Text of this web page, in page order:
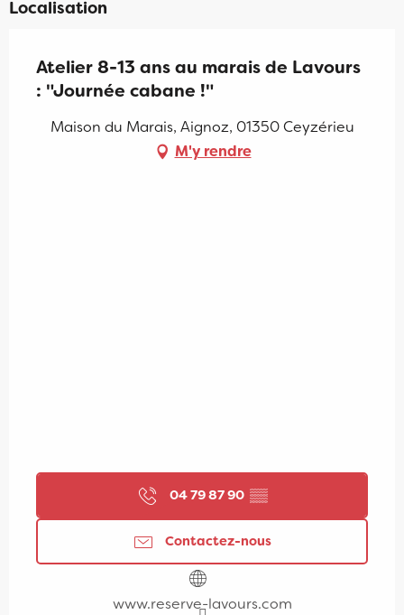
Localisation
Atelier 8-13 ans au marais de Lavours
: "Journée cabane !"
Maison du Marais, Aignoz, 01350 Ceyzérieu
M'y rendre
04 79 87 90 ▒▒
Contactez-nous
www.reserve-lavours.com